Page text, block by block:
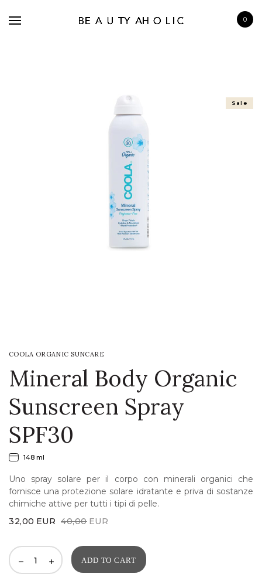
0
Sale
COOLA ORGANIC SUNCARE
Mineral Body Organic
Sunscreen Spray
SPF30
148 ml
Uno spray solare per il corpo con minerali organici che
fornisce una protezione solare idratante e priva di sostanze
chimiche attive per tutti i tipi di pelle.
40,00 EUR
Original
price
was:
32,00 EUR
Current
price
is:
ADD TO CART